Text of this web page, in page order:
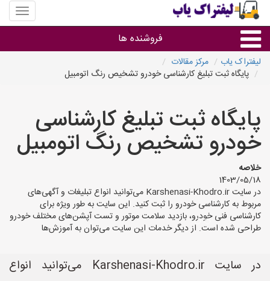
منوی
سایت
یاب
فروشنده ها
گروه ها
استان ها
لیفتراک یاب
مرکز مقالات
پایگاه ثبت تبلیغ کارشناسی خودرو تشخیص رنگ اتومبیل
پایگاه ثبت تبلیغ کارشناسی
خودرو تشخیص رنگ اتومبیل
خلاصه
1403/05/18
در سایت Karshenasi-Khodro.ir می‌توانید انواع تبلیغات و آگهی‌های
مربوط به کارشناسی خودرو را ثبت کنید. این سایت به طور ویژه برای
کارشناسی فنی خودرو، بازدید سلامت موتور و تست آپشن‌های مختلف خودرو
طراحی شده است. از دیگر خدمات این سایت می‌توان به آموزش‌ها
در سایت Karshenasi-Khodro.ir می‌توانید انواع